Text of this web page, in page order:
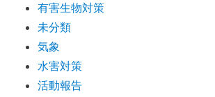
有害生物対策
未分類
気象
水害対策
活動報告